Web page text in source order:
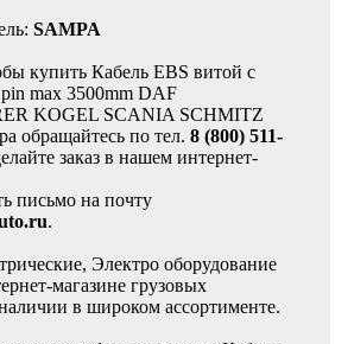
SAMPA
купить Кабель EBS витой c
max 3500mm DAF
KOGEL SCANIA SCHMITZ
обращайтесь по тел. 8 (800) 511-
заказ в нашем интернет-
письмо на почту
.
Электро оборудование
магазине грузовых
в широком ассортименте.